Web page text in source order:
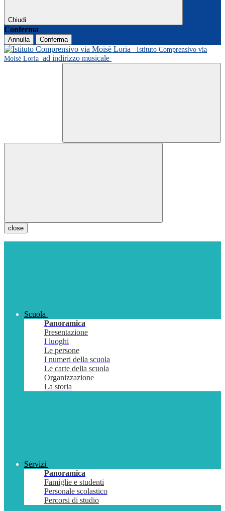
Chiudi
Conferma
Annulla
Conferma
Istituto Comprensivo via
Moisè Loria ad indirizzo musicale
close
Scuola
Panoramica
Presentazione
I luoghi
Le persone
I numeri della scuola
Le carte della scuola
Organizzazione
La storia
Servizi
Panoramica
Famiglie e studenti
Personale scolastico
Percorsi di studio